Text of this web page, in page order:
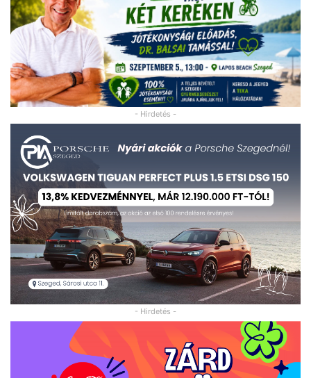
- Hirdetés -
- Hirdetés -